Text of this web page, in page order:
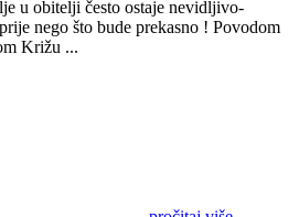
u obitelji često ostaje nevidljivo-
nego što bude prekasno ! Povodom
Križu ...